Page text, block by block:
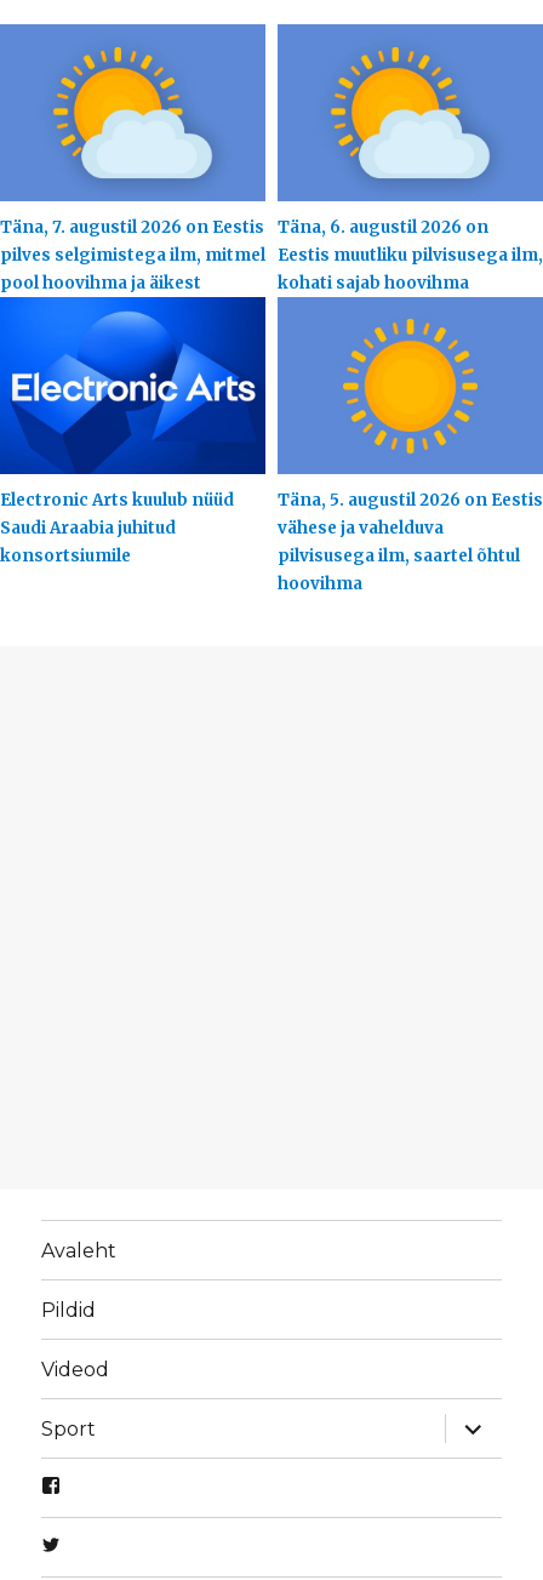
Täna, 7. augustil 2026 on Eestis
pilves selgimistega ilm, mitmel
pool hoovihma ja äikest
Täna, 6. augustil 2026 on
Eestis muutliku pilvisusega ilm,
kohati sajab hoovihma
Electronic Arts kuulub nüüd
Saudi Araabia juhitud
konsortsiumile
Täna, 5. augustil 2026 on Eestis
vähese ja vahelduva
pilvisusega ilm, saartel õhtul
hoovihma
Avaleht
Pildid
Videod
Sport
laienda